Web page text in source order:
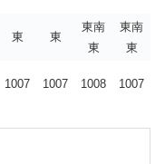
東 東
東南
東
東南
東
1007 1007 1008 1007